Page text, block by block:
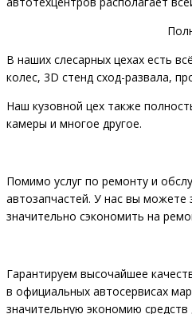
В наших слесарных цехах есть
колес, 3D стенд сход-развала,
Наш кузовной цех также
камеры и многое другое.
Помимо услуг по ремонту и
автозапчастей. У нас вы можете
значительно сэкономить на
Гарантируем высочайшее
в официальных автосервисах
значительную экономию средств